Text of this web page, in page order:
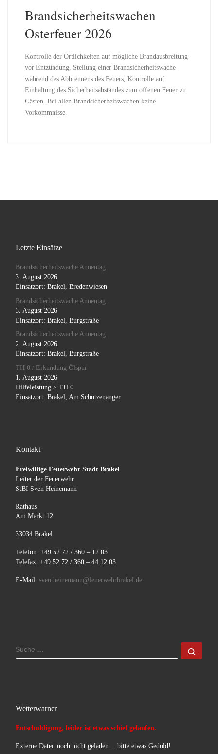
Brandsicherheitswachen
Osterfeuer 2026
Kontrolle der Örtlichkeiten auf mögliche Brandausbreitung
vor Entzündung, Stellung einer Brandsicherheitswache
während des Abbrennens des Feuers, Kontrolle auf
Einhaltung des Sicherheitsabstandes zum offenen Feuer zu
Gästen. Bei allen Brandsicherheitswachen keine
Vorkommnisse.
Letzte Einsätze
Brandsicherheitswache Annentag
3. August 2026
Einsatzort: Brakel, Bredenwiesen
Brandsicherheitswache Annentag
3. August 2026
Einsatzort: Brakel, Burgstraße
Brandsicherheitswache Annentag
2. August 2026
Einsatzort: Brakel, Burgstraße
TH 0 / Erkundung Ölspur
1. August 2026
Hilfeleistung > TH 0
Einsatzort: Brakel, Am Schützenanger
Kontakt
Freiwillige Feuerwehr Stadt Brakel
Leiter der Feuerwehr
StBI Sven Heinemann
Rathaus
Am Markt 12
33034 Brakel
Telefon: +49 52 72 / 360 – 12 03
Telefax: +49 52 72 / 360 – 44 12 03
E-Mail: sven.heinemann@feuerwehrbrakel.de
SUCHE
Wetterwarner
Entschuldigung, leider ist etwas schief gelaufen.
Externe Daten noch nicht geladen… bitte etwas Geduld!